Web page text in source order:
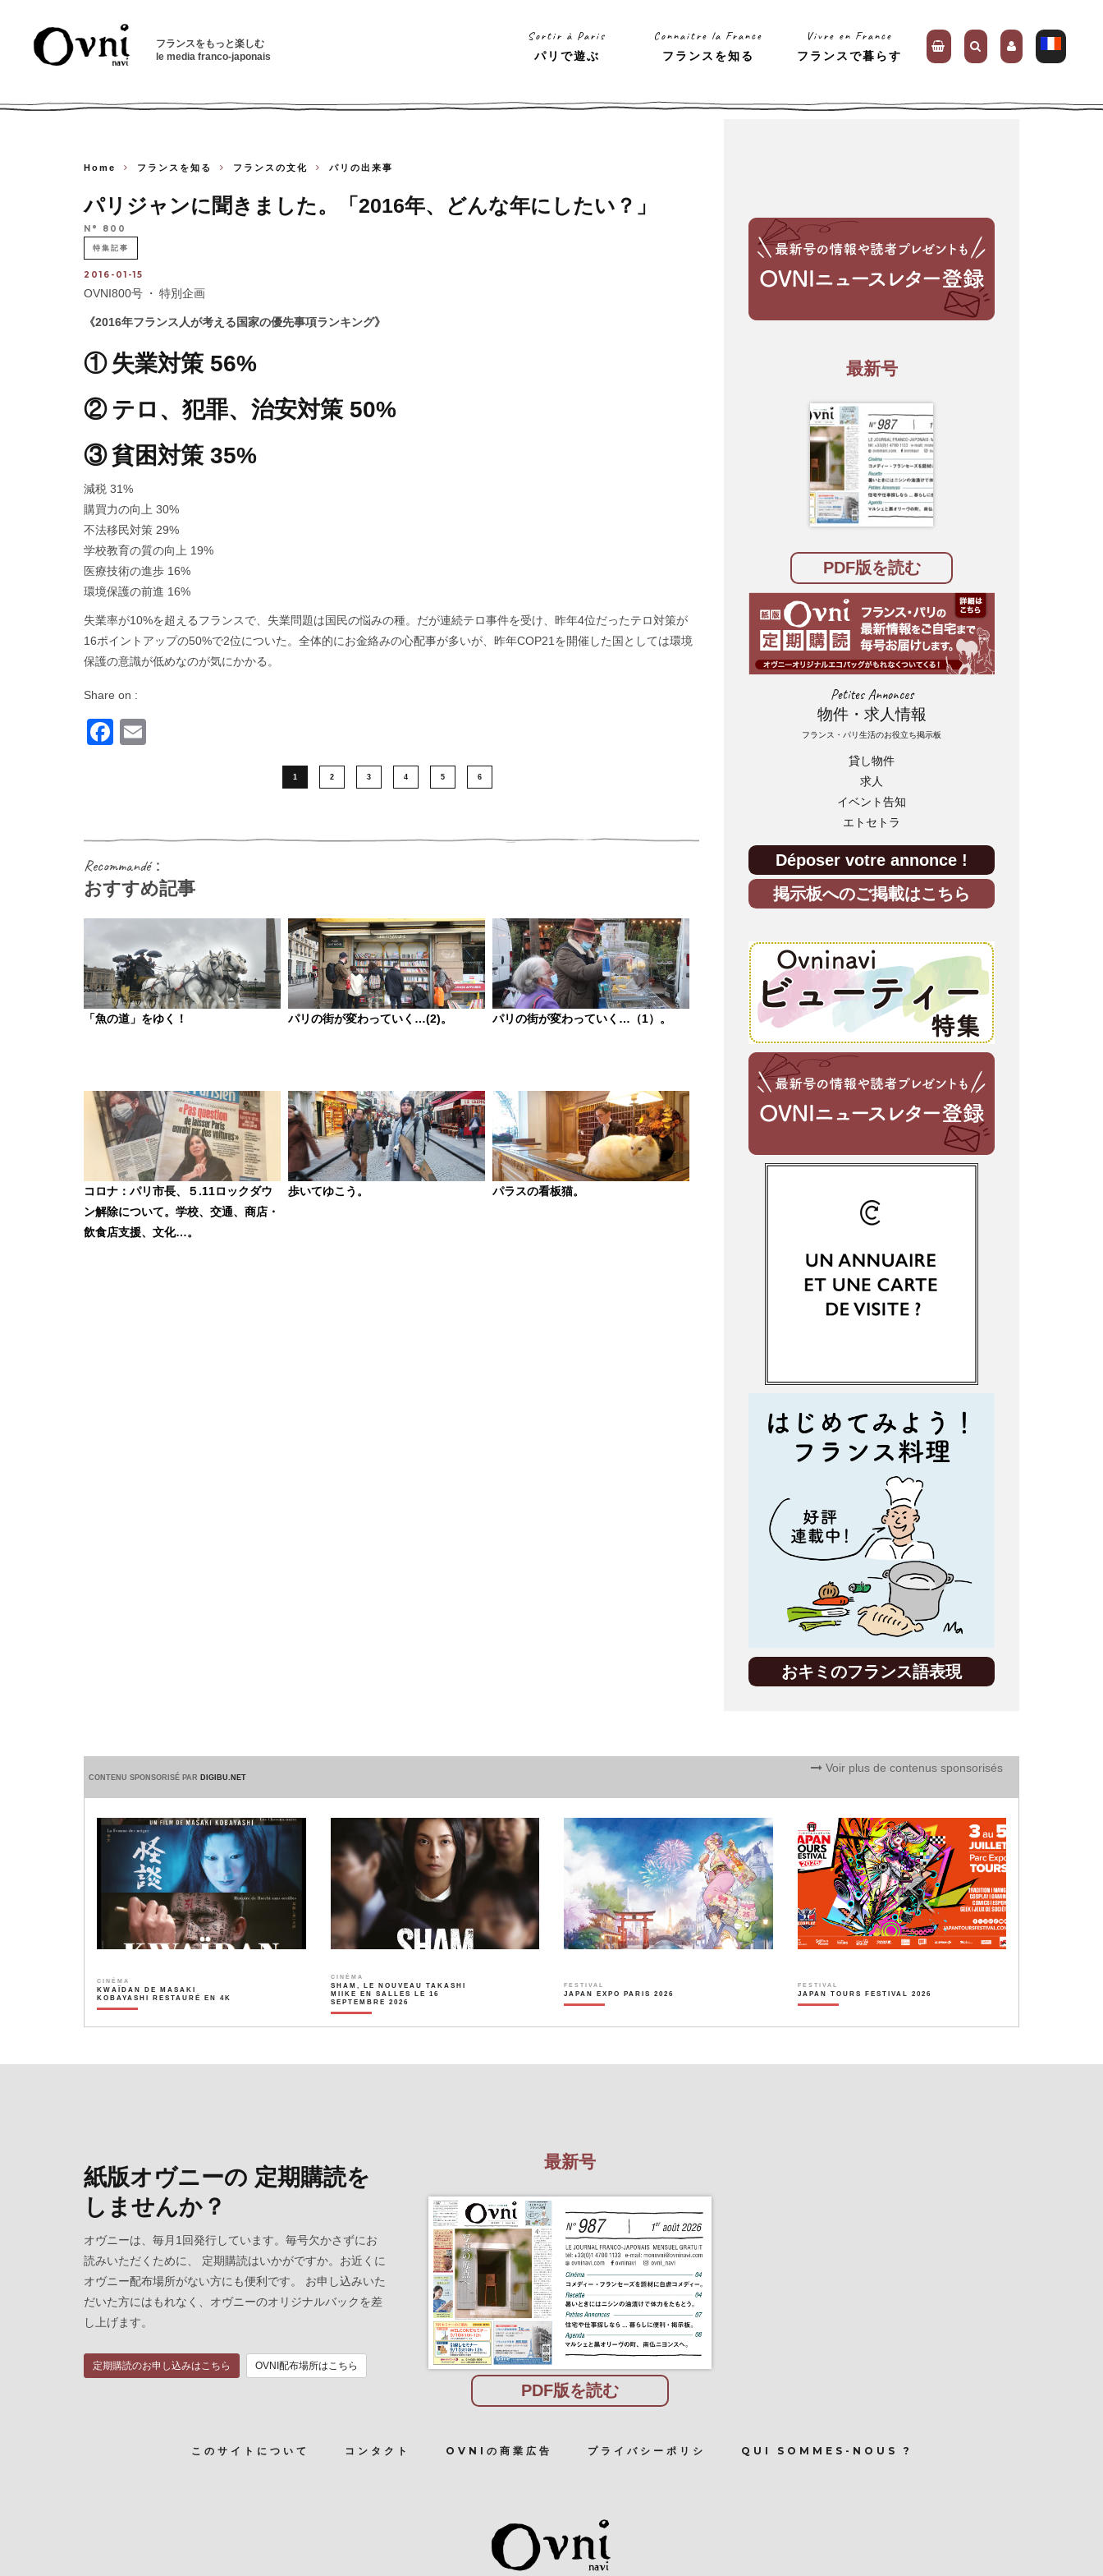
フランスをもっと楽しむ
le media franco-japonais
Sortir à Paris
パリで遊ぶ
Connaitre la France
フランスを知る
Vivre en France
フランスで暮らす
Home フランスを知る フランスの文化 パリの出来事
パリジャンに聞きました。「2016年、どんな年にしたい？」
N° 800
特集記事
2016-01-15
OVNI800号 ・ 特別企画
《2016年フランス人が考える国家の優先事項ランキング》
① 失業対策 56%
② テロ、犯罪、治安対策 50%
③ 貧困対策 35%
減税 31%
購買力の向上 30%
不法移民対策 29%
学校教育の質の向上 19%
医療技術の進歩 16%
環境保護の前進 16%
失業率が10%を超えるフランスで、失業問題は国民の悩みの種。だが連続テロ事件を受け、昨年4位だったテロ対策が
16ポイントアップの50%で2位についた。全体的にお金絡みの心配事が多いが、昨年COP21を開催した国としては環境
保護の意識が低めなのが気にかかる。
Share on :
Facebook
1 2 3 4 5 6
Recommandé：
おすすめ記事
「魚の道」をゆく！ パリの街が変わっていく…(2)。 パリの街が変わっていく…（1）。
コロナ：パリ市長、５.11ロックダウ
ン解除について。学校、交通、商店・
飲食店支援、文化…。
歩いてゆこう。 パラスの看板猫。
最新号
PDF版を読む
Petites Annonces
物件・求人情報
フランス・パリ生活のお役立ち掲示板
貸し物件
求人
イベント告知
エトセトラ
Déposer votre annonce !
掲示板へのご掲載はこちら
おキミのフランス語表現
CONTENU SPONSORISÉ PAR DIGIBU.NET
Voir plus de contenus sponsorisés
CINÉMA
KWAÏDAN DE MASAKI
KOBAYASHI RESTAURÉ EN 4K
CINÉMA
SHAM, LE NOUVEAU TAKASHI
MIIKE EN SALLES LE 16
SEPTEMBRE 2026
FESTIVAL
JAPAN EXPO PARIS 2026
FESTIVAL
JAPAN TOURS FESTIVAL 2026
紙版オヴニーの 定期購読を
しませんか？
オヴニーは、毎月1回発行しています。毎号欠かさずにお
読みいただくために、 定期購読はいかがですか。お近くに
オヴニー配布場所がない方にも便利です。 お申し込みいた
だいた方にはもれなく、オヴニーのオリジナルバックを差
し上げます。
定期購読のお申し込みはこちら OVNI配布場所はこちら
最新号
PDF版を読む
このサイトについて コンタクト OVNIの商業広告 プライバシーポリシ QUI SOMMES-NOUS ?